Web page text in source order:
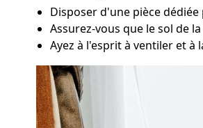
Disposer d'une pièce
Assurez-vous que le sol de
Ayez à l'esprit à ventiler et